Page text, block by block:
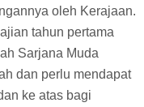
oleh Kerajaan.
tahun pertama
Sarjana Muda
dan perlu mendapat
ke atas bagi